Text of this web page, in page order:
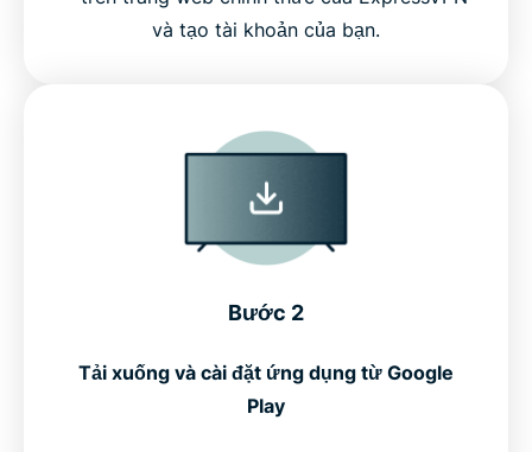
và tạo tài khoản của bạn.
Bước 2
Tải xuống và cài đặt ứng dụng từ Google
Play